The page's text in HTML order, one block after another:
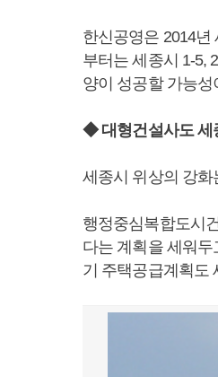
한신공영은 2014년
부터는 세종시 1-5,
양이 성공할 가능
◆ 대형건설사도 세
세종시 위상의 강
행정중심복합도시
다는 계획을 세워
기 주택공급계획도